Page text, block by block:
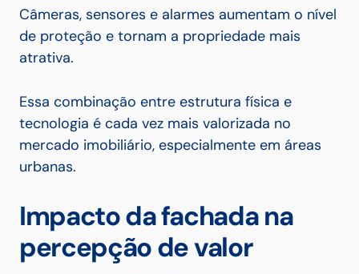
Câmeras, sensores e alarmes aumentam o nível
de proteção e tornam a propriedade mais
atrativa.
Essa combinação entre estrutura física e
tecnologia é cada vez mais valorizada no
mercado imobiliário, especialmente em áreas
urbanas.
Impacto da fachada na
percepção de valor